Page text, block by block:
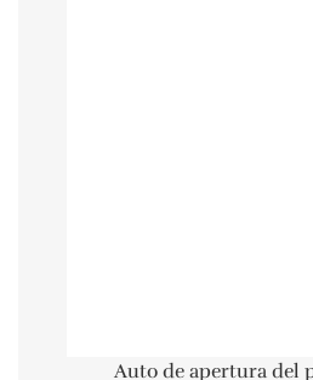
Auto de apertura del